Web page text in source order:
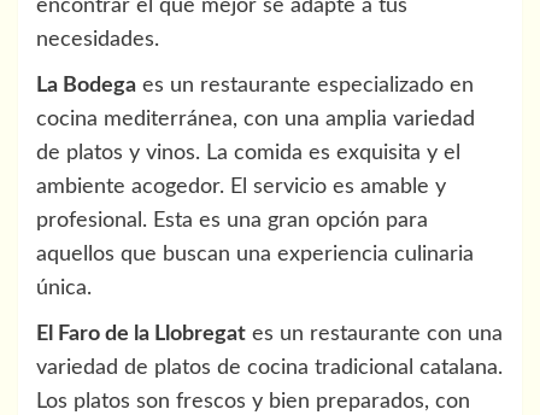
encontrar el que mejor se adapte a tus
necesidades.
La Bodega es un restaurante especializado en
cocina mediterránea, con una amplia variedad
de platos y vinos. La comida es exquisita y el
ambiente acogedor. El servicio es amable y
profesional. Esta es una gran opción para
aquellos que buscan una experiencia culinaria
única.
El Faro de la Llobregat es un restaurante con una
variedad de platos de cocina tradicional catalana.
Los platos son frescos y bien preparados, con